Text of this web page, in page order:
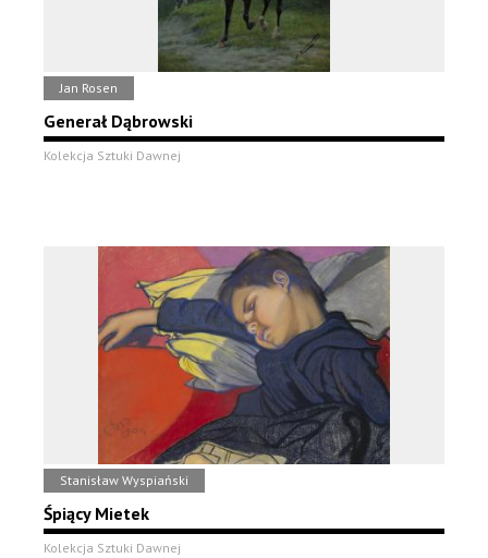
Jan Rosen
Generał Dąbrowski
Kolekcja Sztuki Dawnej
Stanisław Wyspiański
Śpiący Mietek
Kolekcja Sztuki Dawnej